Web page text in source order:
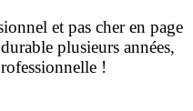
et pas cher en page
plusieurs années,
!